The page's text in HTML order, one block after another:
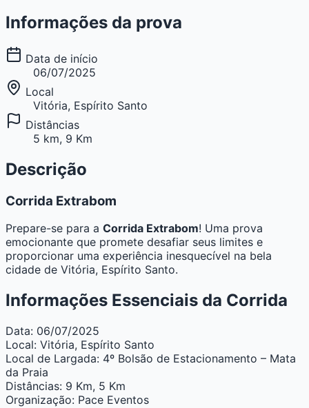
Informações da prova
Data de início
06/07/2025
Local
Vitória, Espírito Santo
Distâncias
5 km, 9 Km
Descrição
Corrida Extrabom
Prepare-se para a Corrida Extrabom! Uma prova
emocionante que promete desafiar seus limites e
proporcionar uma experiência inesquecível na bela
cidade de Vitória, Espírito Santo.
Informações Essenciais da Corrida
Data: 06/07/2025
Local: Vitória, Espírito Santo
Local de Largada: 4º Bolsão de Estacionamento – Mata
da Praia
Distâncias: 9 Km, 5 Km
Organização: Pace Eventos